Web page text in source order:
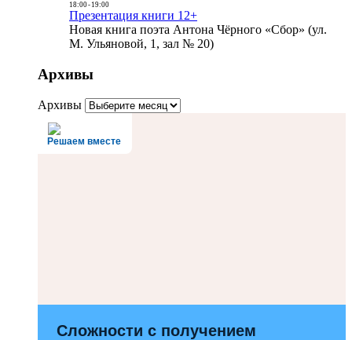
18:00- 19:00
Презентация книги 12+
Новая книга поэта Антона Чёрного «Сбор» (ул.
М. Ульяновой, 1, зал № 20)
Архивы
Архивы
Решаем вместе
Сложности с получением